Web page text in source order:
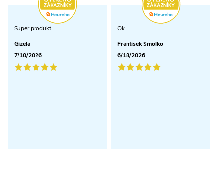
Super produkt
Gizela
7/10/2026
Ok
Frantisek Smolko
6/18/2026